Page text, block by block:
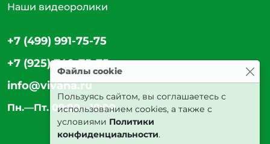
Наши видеоролики
+7 (499) 991-75-75
+7 (925) 740-75-75
info@vivana.ru
Пн.—Пт. 09:00—18:00
Файлы cookie
Пользуясь сайтом, вы соглашаетесь с
использованием cookies, а также с
условиями Политики
конфиденциальности.